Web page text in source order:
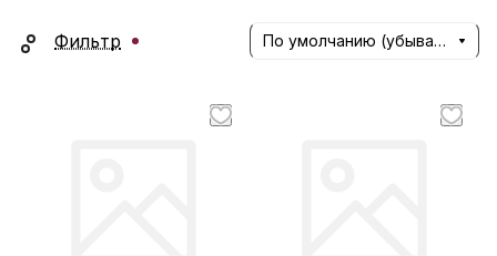
Фильтр По умолчанию (убывание)